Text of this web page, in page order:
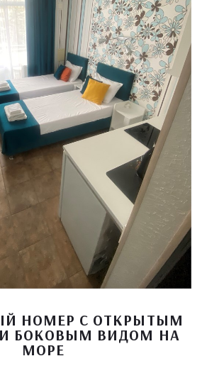
НОМЕР С ОТКРЫТЫМ
БОКОВЫМ ВИДОМ НА
МОРЕ